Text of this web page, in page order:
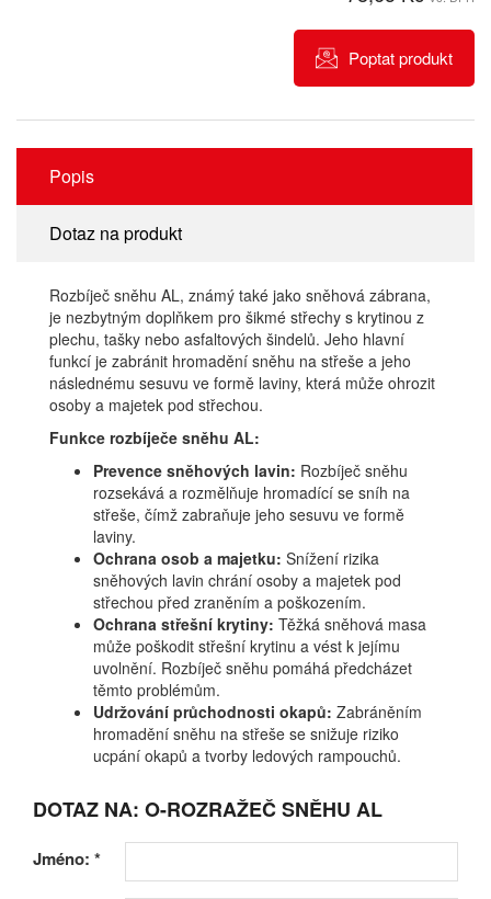
Poptat produkt
Popis
Dotaz na produkt
Rozbíječ sněhu AL, známý také jako sněhová zábrana,
je nezbytným doplňkem pro šikmé střechy s krytinou z
plechu, tašky nebo asfaltových šindelů. Jeho hlavní
funkcí je zabránit hromadění sněhu na střeše a jeho
následnému sesuvu ve formě laviny, která může ohrozit
osoby a majetek pod střechou.
Funkce rozbíječe sněhu AL:
Prevence sněhových lavin: Rozbíječ sněhu
rozsekává a rozmělňuje hromadící se sníh na
střeše, čímž zabraňuje jeho sesuvu ve formě
laviny.
Ochrana osob a majetku: Snížení rizika
sněhových lavin chrání osoby a majetek pod
střechou před zraněním a poškozením.
Ochrana střešní krytiny: Těžká sněhová masa
může poškodit střešní krytinu a vést k jejímu
uvolnění. Rozbíječ sněhu pomáhá předcházet
těmto problémům.
Udržování průchodnosti okapů: Zabráněním
hromadění sněhu na střeše se snižuje riziko
ucpání okapů a tvorby ledových rampouchů.
DOTAZ NA: O-ROZRAŽEČ SNĚHU AL
Jméno: *